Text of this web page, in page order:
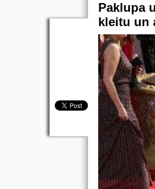
Paklupa
kleitu un